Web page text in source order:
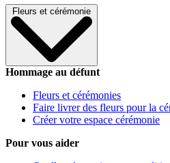
Fleurs et cérémonie
Hommage au défunt
Fleurs et cérémonies
Faire livrer des fleurs pour la
Créer votre espace cérémonie
Pour vous aider